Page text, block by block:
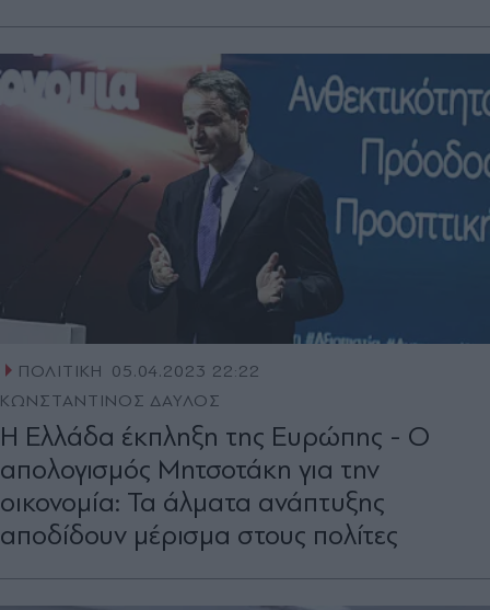
ΠΟΛΙΤΙΚΗ
05.04.2023 22:22
ΚΩΝΣΤΑΝΤΙΝΟΣ ΔΑΥΛΟΣ
Η Ελλάδα έκπληξη της Ευρώπης - Ο
απολογισμός Μητσοτάκη για την
οικονομία: Τα άλματα ανάπτυξης
αποδίδουν μέρισμα στους πολίτες